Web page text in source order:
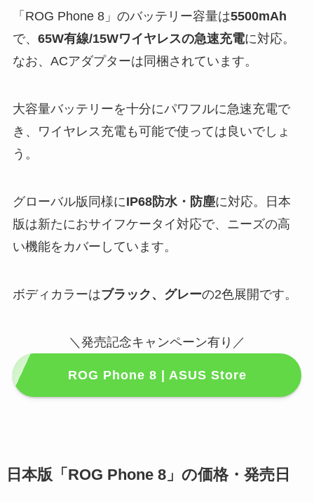
「ROG Phone 8」のバッテリー容量は5500mAh
で、 65W有線/15Wワイヤレスの急速充電に対応。
なお、ACアダプターは同梱されています。
大容量バッテリーを十分にパワフルに急速充電で
き、ワイヤレス充電も可能で使っては良いでしょ
う。
グローバル版同様にIP68防水・防塵に対応。日本
版は新たにおサイフケータイ対応で、ニーズの高
い機能をカバーしています。
ボディカラーはブラック、グレーの2色展開です。
＼発売記念キャンペーン有り／
ROG Phone 8 | ASUS Store
日本版「ROG Phone 8」の価格・発売日